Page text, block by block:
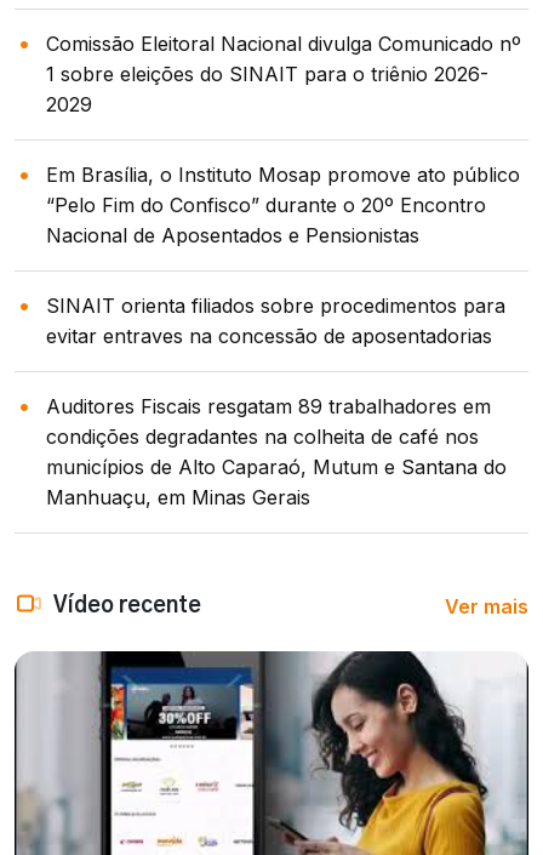
Comissão Eleitoral Nacional divulga Comunicado nº
1 sobre eleições do SINAIT para o triênio 2026-
2029
Em Brasília, o Instituto Mosap promove ato público
“Pelo Fim do Confisco” durante o 20º Encontro
Nacional de Aposentados e Pensionistas
SINAIT orienta filiados sobre procedimentos para
evitar entraves na concessão de aposentadorias
Auditores Fiscais resgatam 89 trabalhadores em
condições degradantes na colheita de café nos
municípios de Alto Caparaó, Mutum e Santana do
Manhuaçu, em Minas Gerais
Vídeo recente Ver mais